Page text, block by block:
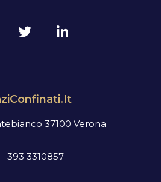
37100 Verona
393 3310857